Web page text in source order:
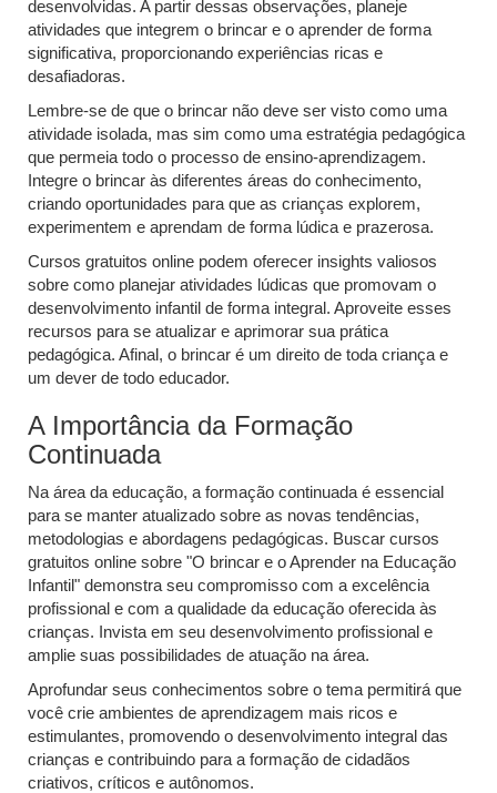
desenvolvidas. A partir dessas observações, planeje
atividades que integrem o brincar e o aprender de forma
significativa, proporcionando experiências ricas e
desafiadoras.
Lembre-se de que o brincar não deve ser visto como uma
atividade isolada, mas sim como uma estratégia pedagógica
que permeia todo o processo de ensino-aprendizagem.
Integre o brincar às diferentes áreas do conhecimento,
criando oportunidades para que as crianças explorem,
experimentem e aprendam de forma lúdica e prazerosa.
Cursos gratuitos online podem oferecer insights valiosos
sobre como planejar atividades lúdicas que promovam o
desenvolvimento infantil de forma integral. Aproveite esses
recursos para se atualizar e aprimorar sua prática
pedagógica. Afinal, o brincar é um direito de toda criança e
um dever de todo educador.
A Importância da Formação
Continuada
Na área da educação, a formação continuada é essencial
para se manter atualizado sobre as novas tendências,
metodologias e abordagens pedagógicas. Buscar cursos
gratuitos online sobre "O brincar e o Aprender na Educação
Infantil" demonstra seu compromisso com a excelência
profissional e com a qualidade da educação oferecida às
crianças. Invista em seu desenvolvimento profissional e
amplie suas possibilidades de atuação na área.
Aprofundar seus conhecimentos sobre o tema permitirá que
você crie ambientes de aprendizagem mais ricos e
estimulantes, promovendo o desenvolvimento integral das
crianças e contribuindo para a formação de cidadãos
criativos, críticos e autônomos.